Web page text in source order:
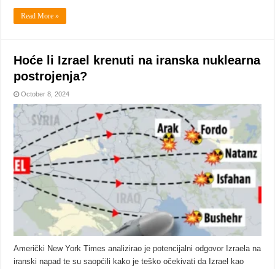
Read More »
Hoće li Izrael krenuti na iranska nuklearna
postrojenja?
October 8, 2024
Američki New York Times analizirao je potencijalni odgovor Izraela na
iranski napad te su saopćili kako je teško očekivati da Izrael kao